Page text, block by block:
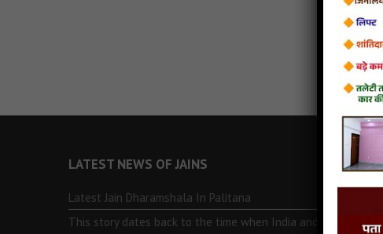
LATEST NEWS OF JAINS
Latest Jain Dharamshala In Palitana
This story dates back to the time when India and